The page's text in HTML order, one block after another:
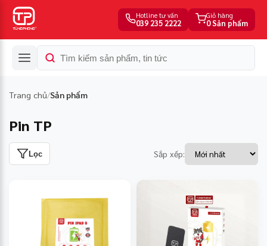
Hotline tư vấn
039 235 2222
Giỏ hàng
0 Sản phẩm
Trang chủ/Sản phẩm
Pin TP
Lọc Sắp xếp: